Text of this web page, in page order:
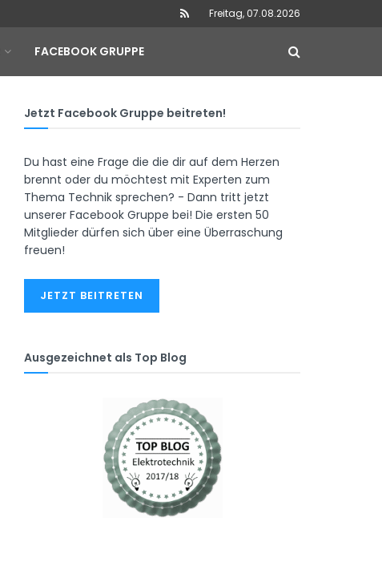
Freitag, 07.08.2026
FACEBOOK GRUPPE
Jetzt Facebook Gruppe beitreten!
Du hast eine Frage die die dir auf dem Herzen
brennt oder du möchtest mit Experten zum
Thema Technik sprechen? - Dann tritt jetzt
unserer Facebook Gruppe bei! Die ersten 50
Mitglieder dürfen sich über eine Überraschung
freuen!
JETZT BEITRETEN
Ausgezeichnet als Top Blog